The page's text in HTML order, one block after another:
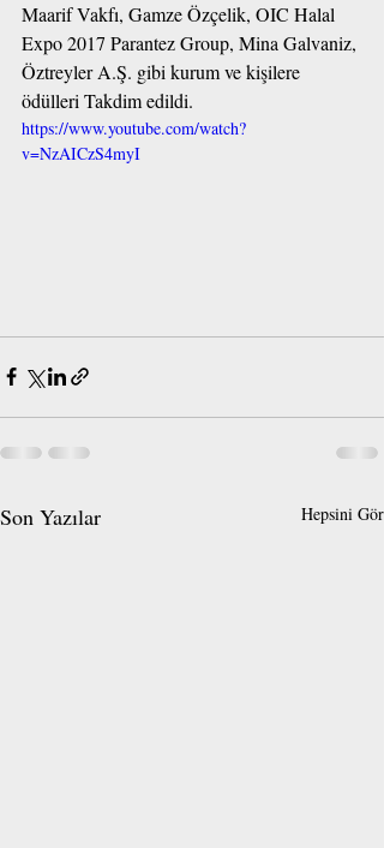
Maarif Vakfı, Gamze Özçelik, OIC Halal
Expo 2017 Parantez Group, Mina Galvaniz,
Öztreyler A.Ş. gibi kurum ve kişilere
ödülleri Takdim edildi.
https://www.youtube.com/watch?
v=NzAICzS4myI
Son Yazılar Hepsini Gör